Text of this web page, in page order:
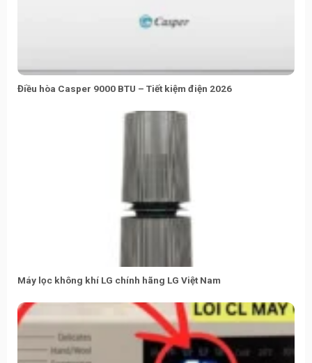
Điều hòa Casper 9000 BTU – Tiết kiệm điện 2026
Máy lọc không khí LG chính hãng LG Việt Nam